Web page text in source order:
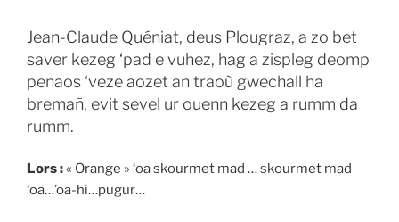
Jean-Claude Quéniat, deus Plougraz, a zo bet
saver kezeg ‘pad e vuhez, hag a zispleg deomp
penaos ‘veze aozet an traoù gwechall ha
bremañ, evit sevel ur ouenn kezeg a rumm da
rumm.
Lors :« Orange » ‘oa skourmet mad … skourmet mad
‘oa…’oa-hi…pugur…